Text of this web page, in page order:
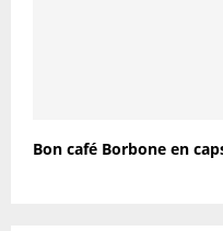
Bon café Borbone en